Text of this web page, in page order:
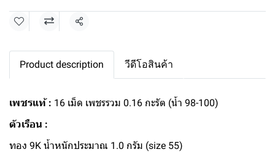
แชร์
Product description วีดีโอสินค้า
เพชรแท้ : 16 เม็ด เพชรรวม 0.16 กะรัต (น้ำ 98-100)
ตัวเรือน :
ทอง 9K น้ำหนักประมาณ 1.0 กรัม (size 55)